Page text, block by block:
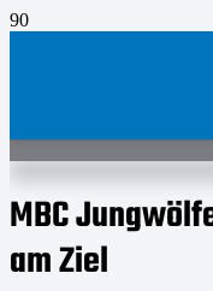
MBC
am Ziel